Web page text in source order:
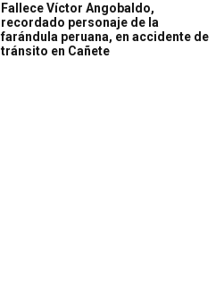
Fallece Víctor Angobaldo,
recordado personaje de la
farándula peruana, en accidente de
tránsito en Cañete